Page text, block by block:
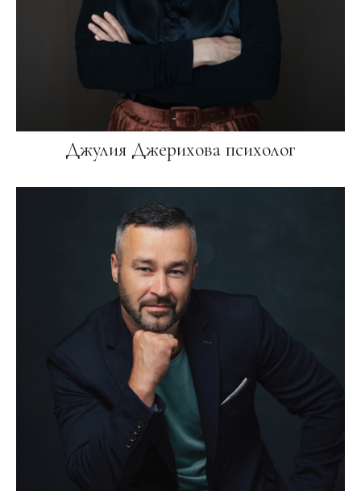
Джулия Джерихова психолог